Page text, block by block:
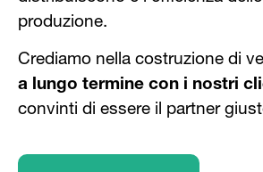
produzione.
Crediamo nella costruzione di
a lungo termine con i nostri
convinti di essere il partner